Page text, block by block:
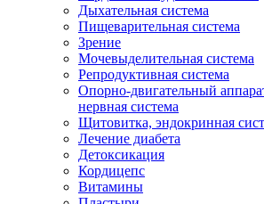
Дыхательная система
Пищеварительная система
Зрение
Мочевыделительная система
Репродуктивная система
Опорно-двигательный
нервная система
Щитовитка, эндокринная
Лечение диабета
Детоксикация
Кордицепс
Витамины